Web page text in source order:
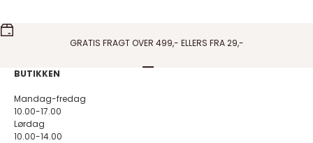
GRATIS FRAGT OVER 499,- ELLERS FRA 29,-
BUTIKKEN
Mandag-fredag
10.00-17.00
Lørdag
10.00-14.00